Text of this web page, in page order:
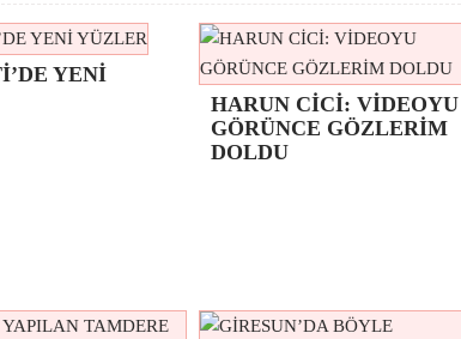
YENİ
HARUN CİCİ: VİDEOYU
GÖRÜNCE GÖZLERİM
DOLDU